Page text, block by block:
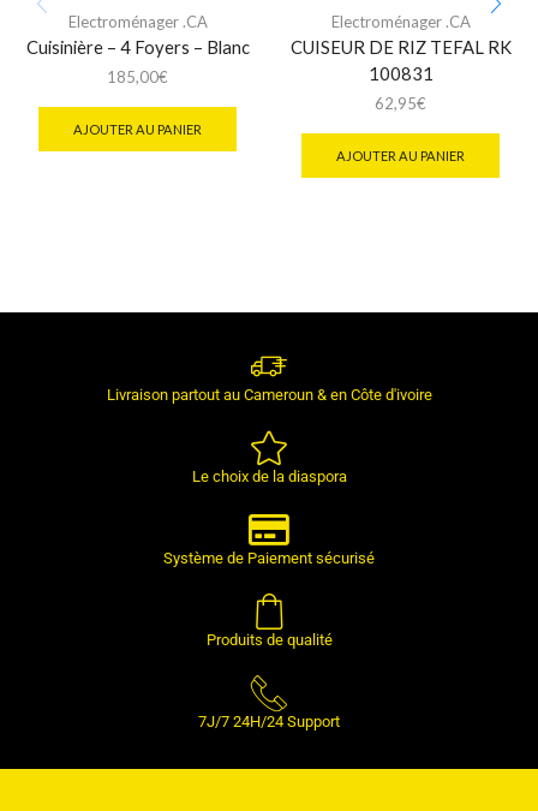
Electroménager .CA
Cuisinière – 4 Foyers – Blanc
185,00€
AJOUTER AU PANIER
Electroménager .CA
CUISEUR DE RIZ TEFAL RK
100831
62,95€
AJOUTER AU PANIER
Livraison partout au Cameroun & en Côte d'ivoire
Le choix de la diaspora
Système de Paiement sécurisé
Produits de qualité
7J/7 24H/24 Support